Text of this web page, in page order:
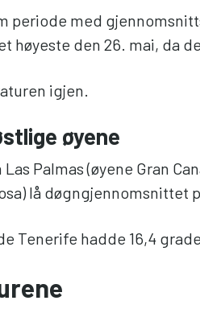
periode med
høyeste den 26. mai, da
igjen.
øyene
Palmas (øyene Gran
lå døgngjennomsnittet
Tenerife hadde 16,4